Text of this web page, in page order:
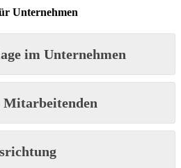
Unternehmen
im Unternehmen
Mitarbeitenden